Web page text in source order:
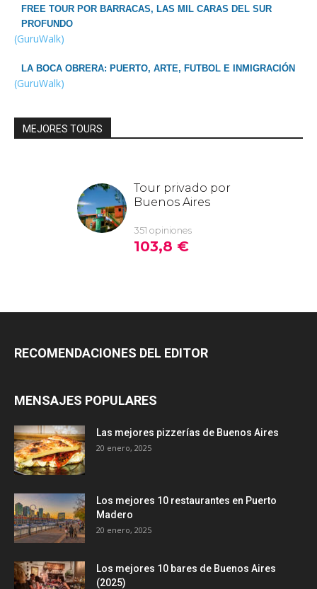
FREE TOUR POR BARRACAS, LAS MIL CARAS DEL SUR
PROFUNDO
(GuruWalk)
LA BOCA OBRERA: PUERTO, ARTE, FUTBOL E INMIGRACIÓN
(GuruWalk)
MEJORES TOURS
RECOMENDACIONES DEL EDITOR
MENSAJES POPULARES
Las mejores pizzerías de Buenos Aires
20 enero, 2025
Los mejores 10 restaurantes en Puerto
Madero
20 enero, 2025
Los mejores 10 bares de Buenos Aires
(2025)